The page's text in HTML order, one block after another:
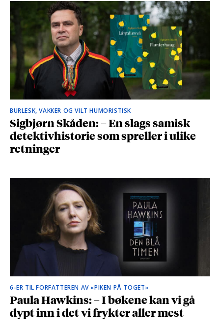
BURLESK, VAKKER OG VILT HUMORISTISK
Sigbjørn Skåden: – En slags samisk
detektivhistorie som spreller i ulike
retninger
6-ER TIL FORFATTEREN AV «PIKEN PÅ TOGET»
Paula Hawkins: – I bøkene kan vi gå
dypt inn i det vi frykter aller mest